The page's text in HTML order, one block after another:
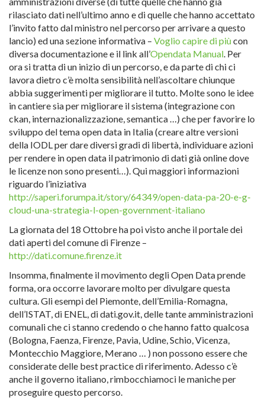
rilasciato dati nell’ultimo anno e di quelle che hanno accettato
l’invito fatto dal ministro nel percorso per arrivare a questo
lancio) ed una sezione informativa – Voglio capire di piùcon
diversa documentazione e il link all’Opendata Manual. Per
ora si tratta di un inizio di un percorso, e da parte di chi ci
lavora dietro c’è molta sensibilità nell’ascoltare chiunque
abbia suggerimenti per migliorare il tutto. Molte sono le idee
in cantiere sia per migliorare il sistema (integrazione con
ckan, internazionalizzazione, semantica …) che per favorire lo
sviluppo del tema open data in Italia (creare altre versioni
della IODL per dare diversi gradi di libertà, individuare azioni
per rendere in open data il patrimonio di dati già online dove
le licenze non sono presenti…). Qui maggiori informazioni
riguardo l’iniziativa
http://saperi.forumpa.it/story/64349/open-data-pa-20-e-g-
cloud-una-strategia-l-open-government-italiano
La giornata del 18 Ottobre ha poi visto anche il portale dei
dati aperti del comune di Firenze –
http://dati.comune.firenze.it
Insomma, finalmente il movimento degli Open Data prende
forma, ora occorre lavorare molto per divulgare questa
cultura. Gli esempi del Piemonte, dell’Emilia-Romagna,
dell’ISTAT, di ENEL, di dati.gov.it, delle tante amministrazioni
comunali che ci stanno credendo o che hanno fatto qualcosa
(Bologna, Faenza, Firenze, Pavia, Udine, Schio, Vicenza,
Montecchio Maggiore, Merano … ) non possono essere che
considerate delle best practice di riferimento. Adesso c’è
anche il governo italiano, rimbocchiamoci le maniche per
proseguire questo percorso.